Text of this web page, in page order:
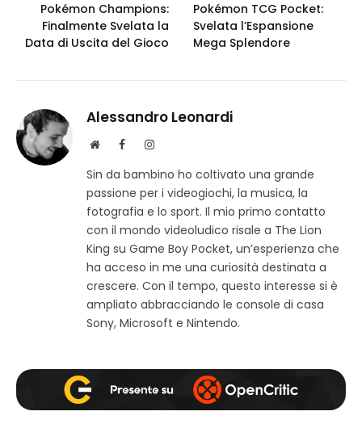
Pokémon Champions:
Finalmente Svelata la
Data di Uscita del Gioco
Pokémon TCG Pocket:
Svelata l’Espansione
Mega Splendore
Alessandro Leonardi
S
t
o
w
F
c
e
b
I
s
t
a
m
Sin da bambino ho coltivato una grande
passione per i videogiochi, la musica, la
fotografia e lo sport. Il mio primo contatto
con il mondo videoludico risale a The Lion
King su Game Boy Pocket, un’esperienza che
ha acceso in me una curiosità destinata a
crescere. Con il tempo, questo interesse si è
ampliato abbracciando le console di casa
Sony, Microsoft e Nintendo.